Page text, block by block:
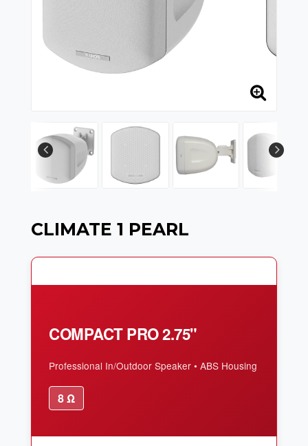
CLIMATE 1 PEARL
COMPACT PRO 2.75"
Professional In/Outdoor Speaker • ABS Housing
8 Ω